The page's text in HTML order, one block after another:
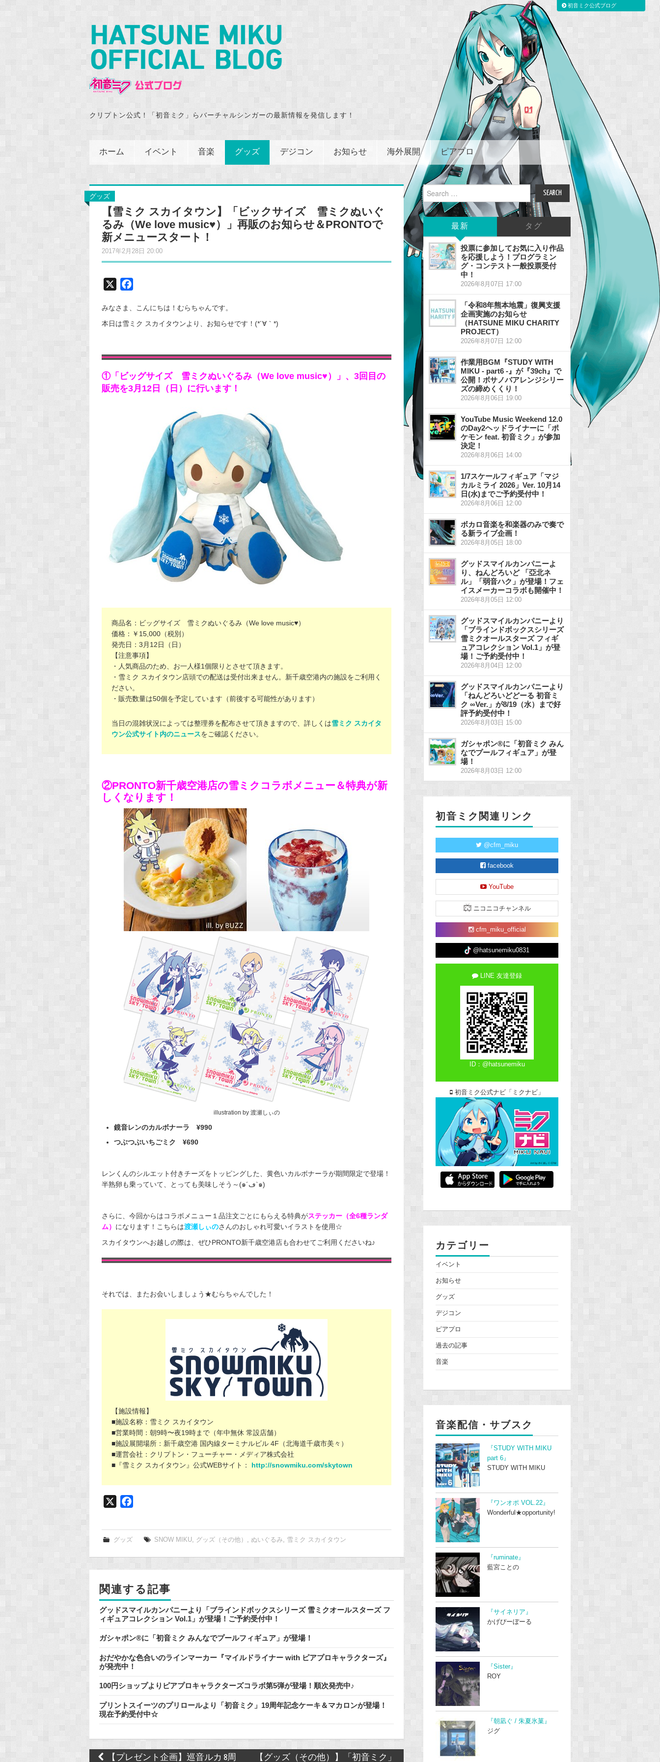
クリプトン公式！「初音ミク」らバーチャルシンガーの最新情報を発信します！
ホーム イベント 音楽 グッズ デジコン お知らせ 海外展開 ピアプロ
グッズ
【雪ミク スカイタウン】「ビックサイズ 雪ミクぬいぐ
るみ（We love music♥）」再販のお知らせ＆PRONTOで
新メニュースタート！
2017年2月28日 20:00
c
e
o
k
みなさま、こんにちは！むらちゃんです。
本日は雪ミク スカイタウンより、お知らせです！(*´∀｀*)
①「ビッグサイズ 雪ミクぬいぐるみ（We love music♥）」、3回目の
販売を3月12日（日）に行います！
商品名：ビッグサイズ 雪ミクぬいぐるみ（We love music♥）
価格：￥15,000（税別）
発売日：3月12日（日）
【注意事項】
・人気商品のため、お一人様1個限りとさせて頂きます。
・雪ミク スカイタウン店頭での配送は受付出来ません。新千歳空港内の施設をご利用く
ださい。
・販売数量は50個を予定しています（前後する可能性があります）
当日の混雑状況によっては整理券を配布させて頂きますので、詳しくは雪ミク スカイタ
ウン公式サイト内のニュースをご確認ください。
②PRONTO新千歳空港店の雪ミクコラボメニュー＆特典が新
しくなります！
illustration by 渡瀬しぃの
鏡音レンのカルボナーラ ¥990
つぶつぶいちごミク ¥690
レンくんのシルエット付きチーズをトッピングした、黄色いカルボナーラが期間限定で登場！
半熟卵も乗っていて、とっても美味しそう～(๑´ڡ`๑)
さらに、今回からはコラボメニュー１品注文ごとにもらえる特典がステッカー（全6種ランダ
ム） になります！こちらは渡瀬しぃのさんのおしゃれ可愛いイラストを使用☆
スカイタウンへお越しの際は、ぜひPRONTO新千歳空港店も合わせてご利用くださいね♪
それでは、またお会いしましょう★むらちゃんでした！
【施設情報】
■施設名称：雪ミク スカイタウン
■営業時間：朝9時〜夜19時まで（年中無休 常設店舗）
■施設展開場所：新千歳空港 国内線ターミナルビル 4F（北海道千歳市美々）
■運営会社：クリプトン・フューチャー・メディア株式会社
■『雪ミク スカイタウン』公式WEBサイト：
http://snowmiku.com/skytown
k
グッズ SNOW MIKU グッズ（その他） ぬいぐるみ 雪ミク スカイタウン
関連する記事
グッドスマイルカンパニーより「ブラインドボックスシリーズ 雪ミクオールスターズ フ
ィギュアコレクション Vol.1」が登場！ご予約受付中！
ガシャポン®に「初音ミク みんなでプールフィギュア」が登場！
おだやかな色合いのラインマーカー『マイルドライナー with ピアプロキャラクターズ』
が発売中！
100円ショップよりピアプロキャラクターズコラボ第5弾が登場！順次発売中♪
プリントスイーツのプリロールより「初音ミク」19周年記念ケーキ＆マカロンが登場！
現在予約受付中☆
Post【プレゼント企画】巡音ルカ 8周 【グッズ（その他）】「初音ミク」
Search
for:
最新 タグ
投票に参加してお気に入り作品
を応援しよう！プログラミン
グ・コンテスト一般投票受付
中！
2026年8月07日 17:00
「令和8年熊本地震」復興支援
企画実施のお知らせ
（HATSUNE MIKU CHARITY
PROJECT）
2026年8月07日 12:00
作業用BGM『STUDY WITH
MIKU - part6 -』が『39ch』で
公開！ボサノバアレンジシリー
ズの締めくくり！
2026年8月06日 19:00
YouTube Music Weekend 12.0
のDay2ヘッドライナーに「ポ
ケモン feat. 初音ミク」が参加
決定！
2026年8月06日 14:00
1/7スケールフィギュア「マジ
カルミライ 2026」Ver. 10月14
日(水)までご予約受付中！
2026年8月06日 12:00
ボカロ音楽を和楽器のみで奏で
る新ライブ企画！
2026年8月05日 18:00
グッドスマイルカンパニーよ
り、ねんどろいど 「亞北ネ
ル」「弱音ハク」が登場！フェ
イスメーカーコラボも開催中！
2026年8月05日 12:00
グッドスマイルカンパニーより
「ブラインドボックスシリーズ
雪ミクオールスターズ フィギ
ュアコレクション Vol.1」が登
場！ご予約受付中！
2026年8月04日 12:00
グッドスマイルカンパニーより
「ねんどろいどどーる 初音ミ
ク ∞Ver.」が8/19（水）まで好
評予約受付中！
2026年8月03日 15:00
ガシャポン®に「初音ミク みん
なでプールフィギュア」が登
場！
2026年8月03日 12:00
初音ミク関連リンク
@cfm_miku
facebook
YouTube
ニコニコチャンネル
cfm_miku_official
@hatsunemiku0831
LINE 友達登録
ID：@hatsunemiku
初音ミク公式ナビ「ミクナビ」
カテゴリー
イベント
お知らせ
グッズ
デジコン
ピアプロ
過去の記事
音楽
音楽配信・サブスク
『STUDY WITH MIKU
part 6』
STUDY WITH MIKU
『ワンオポ VOL.22』
Wonderful★opportunity!
『ruminate』
藍宮ことの
『サイネリア』
かげぴーぼーる
『Sister』
ROY
『朝凪ぐ / 朱夏氷菓』
ジグ
初音ミク公式ブログ